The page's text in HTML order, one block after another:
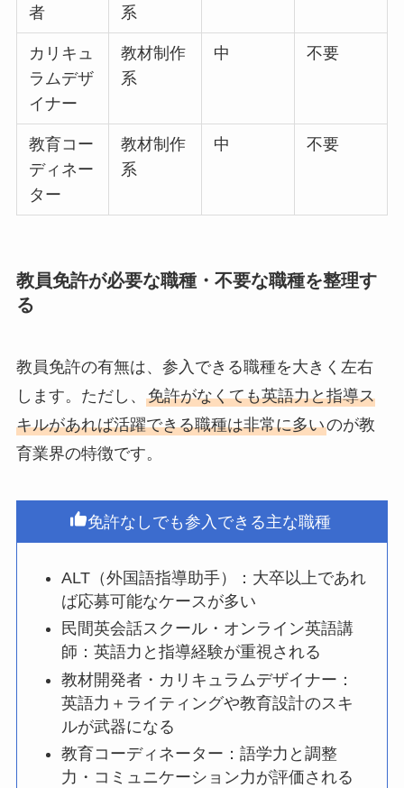
者 系
カリキュ
ラムデザ
イナー
教材制作
系
中 不要
教育コー
ディネー
ター
教材制作
系
中 不要
教員免許が必要な職種・不要な職種を整理す
る
教員免許の有無は、参入できる職種を大きく左右
します。ただし、 免許がなくても英語力と指導ス
キルがあれば活躍できる職種は非常に多いのが教
育業界の特徴です。
免許なしでも参入できる主な職種
ALT（外国語指導助手）：大卒以上であれ
ば応募可能なケースが多い
民間英会話スクール・オンライン英語講
師：英語力と指導経験が重視される
教材開発者・カリキュラムデザイナー：
英語力＋ライティングや教育設計のスキ
ルが武器になる
教育コーディネーター：語学力と調整
力・コミュニケーション力が評価される